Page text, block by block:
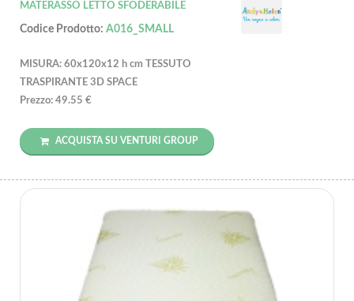
MATERASSO LETTO SFODERABILE
Codice Prodotto: A016_SMALL
MISURA: 60x120x12 h cm TESSUTO
TRASPIRANTE 3D SPACE
Prezzo: 49.55 €
ACQUISTA SU VENTURI GROUP